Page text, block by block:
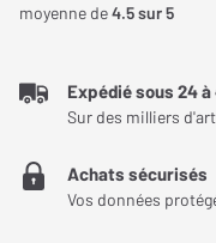
moyenne de4.5sur 5
Expédié sous 24 à
Sur des milliers
Achats sécurisés
Vos données